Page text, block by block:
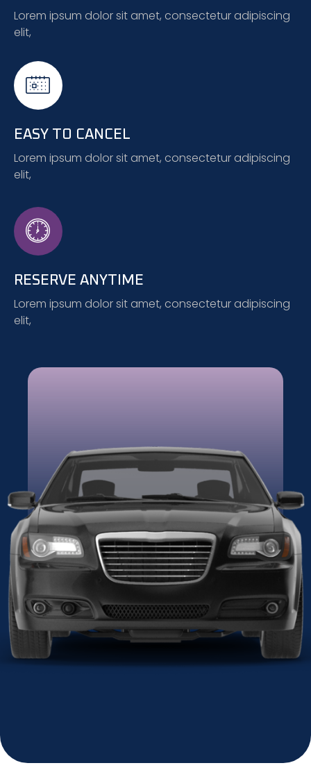
Lorem ipsum dolor sit amet, consectetur adipiscing
elit,
EASY TO CANCEL
Lorem ipsum dolor sit amet, consectetur adipiscing
elit,
RESERVE ANYTIME
Lorem ipsum dolor sit amet, consectetur adipiscing
elit,